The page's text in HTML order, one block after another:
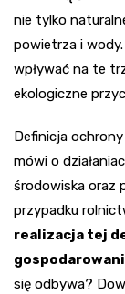
nie tylko
powietrza i
wpływać na te
ekologiczne
Definicja
mówi o
środowiska oraz
przypadku
realizacja tej
się odbywa?